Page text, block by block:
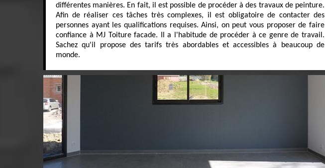
différentes manières. En fait, il est possible de procéder à des travaux de peinture.
Afin de réaliser ces tâches très complexes, il est obligatoire de contacter des
personnes ayant les qualifications requises. Ainsi, on peut vous proposer de faire
confiance à MJ Toiture facade. Il a l'habitude de procéder à ce genre de travail.
Sachez qu'il propose des tarifs très abordables et accessibles à beaucoup de
monde.